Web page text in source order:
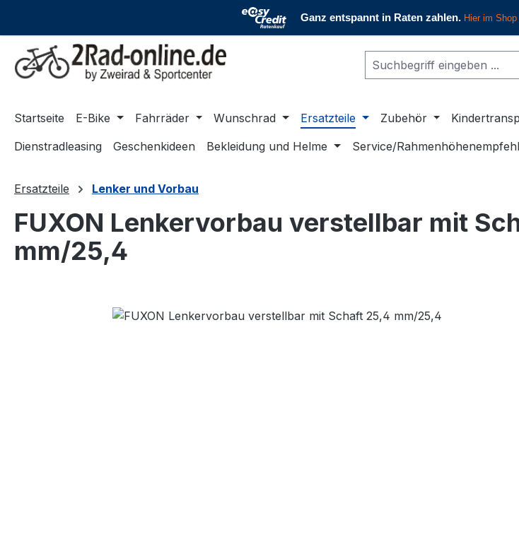
Hauptinhalt springen
Zur Suche springen
Zur Hauptnavigation springen
Startseite E-Bike Fahrräder Wunschrad Ersatzteile Zubehör
Dienstradleasing
Geschenkideen Bekleidung und Helme Service/
Ersatzteile Lenker und Vorbau
FUXON Lenkervorbau verstellbar mit
mm/25,4